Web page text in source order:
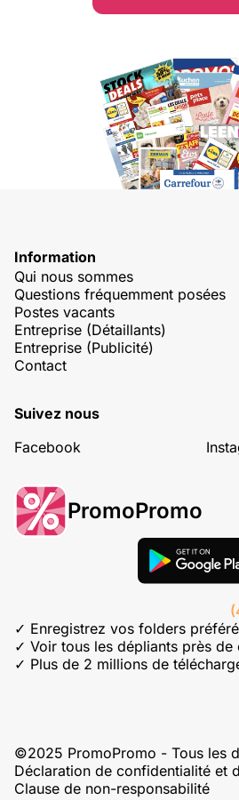
Information
Qui nous sommes
Questions fréquemment posées
Postes vacants
Entreprise (Détaillants)
Entreprise (Publicité)
Contact
Suivez nous
Facebook
PromoPromo
✓ Enregistrez vos folders
✓ Voir tous les dépliants près de
✓ Plus de 2 millions de
©2025 PromoPromo - Tous les
Déclaration de confidentialité et
Clause de non-responsabilité